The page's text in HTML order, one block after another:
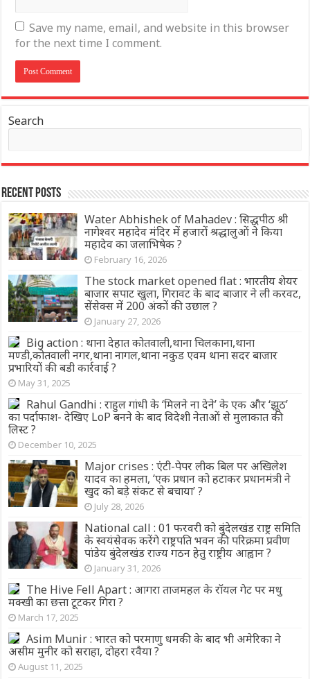
Save my name, email, and website in this browser
for the next time I comment.
Search
Recent Posts
Water Abhishek of Mahadev : सिद्धपीठ श्री
नागेश्वर महादेव मंदिर में हजारों श्रद्धालुओं ने किया
महादेव का जलाभिषेक ?
February 16, 2026
The stock market opened flat : भारतीय शेयर
बाजार सपाट खुला, गिरावट के बाद बाजार ने ली करवट,
सेंसेक्स में 200 अंकों की उछाल ?
January 27, 2026
Big action : थाना देहात कोतवाली,थाना चिलकाना,थाना
मण्डी,कोतवाली नगर,थाना नागल,थाना नकुड एवम थाना सदर बाजार
प्रभारियों की बडी कार्रवाई ?
May 31, 2025
Rahul Gandhi : राहुल गांधी के ‘मिलने ना देने’ के एक और ‘झूठ’
का पर्दाफाश- देखिए LoP बनने के बाद विदेशी नेताओं से मुलाकात की
लिस्ट ?
December 10, 2025
Major crises : एंटी-पेपर लीक बिल पर अखिलेश
यादव का हमला, ‘एक प्रधान को हटाकर प्रधानमंत्री ने
खुद को बड़े संकट से बचाया’ ?
July 28, 2026
National call : 01 फरवरी को बुंदेलखंड राष्ट्र समिति
के स्वयंसेवक करेंगे राष्ट्रपति भवन की परिक्रमा प्रवीण
पांडेय बुंदेलखंड राज्य गठन हेतु राष्ट्रीय आह्वान ?
January 31, 2026
The Hive Fell Apart : आगरा ताजमहल के रॉयल गेट पर मधु
मक्खी का छत्ता टूटकर गिरा ?
March 17, 2025
Asim Munir : भारत को परमाणु धमकी के बाद भी अमेरिका ने
असीम मुनीर को सराहा, दोहरा रवैया ?
August 11, 2025